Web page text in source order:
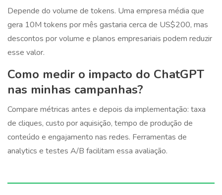
Depende do volume de tokens. Uma empresa média que
gera 10M tokens por mês gastaria cerca de US$200, mas
descontos por volume e planos empresariais podem reduzir
esse valor.
Como medir o impacto do ChatGPT
nas minhas campanhas?
Compare métricas antes e depois da implementação: taxa
de cliques, custo por aquisição, tempo de produção de
conteúdo e engajamento nas redes. Ferramentas de
analytics e testes A/B facilitam essa avaliação.